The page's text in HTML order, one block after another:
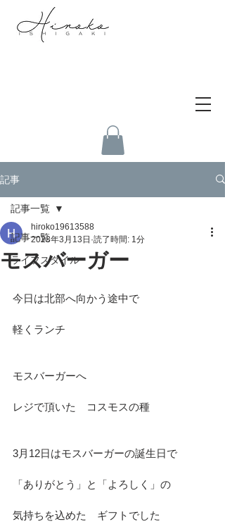
記事
記事一覧
ライフスタイル
記事一覧
モスバーガー
hiroko19613588
2023年3月13日 読了時間: 1分
今日は北部へ向かう途中で
軽くランチ
モスバーガーへ
レジで頂いた　コスモスの種
3月12日はモスバーガーの誕生日で
「ありがとう」と「よろしく」の
気持ちを込めた　ギフトでした